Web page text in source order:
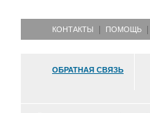
КОНТАКТЫ ПОМОЩЬ
ОБРАТНАЯ СВЯЗЬ